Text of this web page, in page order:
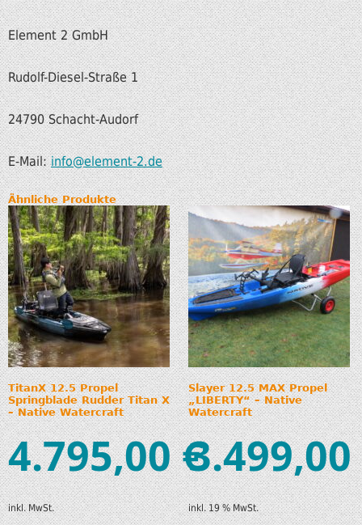
Element 2 GmbH
Rudolf-Diesel-Straße 1
24790 Schacht-Audorf
E-Mail:info@element-2.de
Ähnliche Produkte
TitanX 12.5 Propel
Springblade Rudder Titan X
– Native Watercraft
4.795,00€
inkl. MwSt.
Slayer 12.5 MAX Propel
„LIBERTY“ – Native
Watercraft
3.499,00
inkl. 19 % MwSt.